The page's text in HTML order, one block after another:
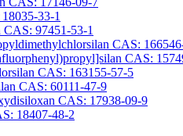
33-1
97451-53-1
CAS:
CAS:
CAS: 163155-57-5
CAS: 60111-47-9
CAS: 17938-09-9
18407-48-2